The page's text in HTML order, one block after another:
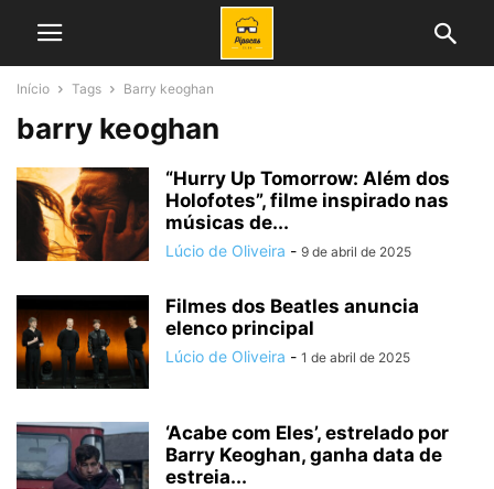
Início Tags Barry keoghan
barry keoghan
“Hurry Up Tomorrow: Além dos
Holofotes”, filme inspirado nas
músicas de...
Lúcio de Oliveira - 9 de abril de 2025
Filmes dos Beatles anuncia
elenco principal
Lúcio de Oliveira - 1 de abril de 2025
‘Acabe com Eles’, estrelado por
Barry Keoghan, ganha data de
estreia...